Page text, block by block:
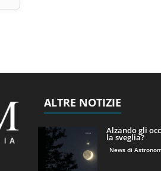
ALTRE NOTIZIE
Alzando gli
la sveglia?
News di